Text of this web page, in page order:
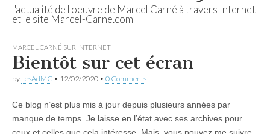
l'actualité de l'oeuvre de Marcel Carné à travers Internet
et le site Marcel-Carne.com
MARCEL CARNÉ SUR INTERNET
Bientôt sur cet écran
by LesAdMC • 12/02/2020 • 0 Comments
Ce blog n’est plus mis à jour depuis plusieurs années par
manque de temps. Je laisse en l’état avec ses archives pour